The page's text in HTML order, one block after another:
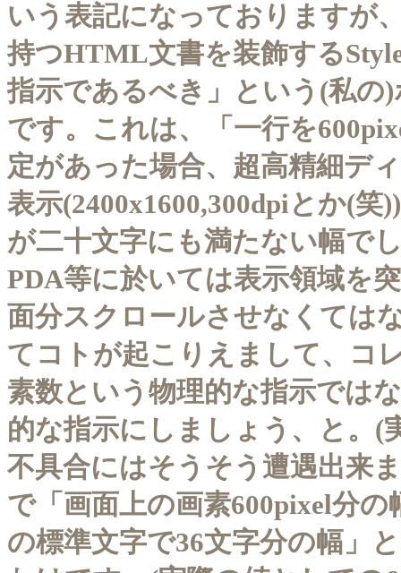
いう表記になっておりますが
持つHTML文書を装飾する
指示であるべき」という(私の
です。これは、「一行を
定があった場合、超高精細デ
表示(2400x1600,300dpiとか(笑
が二十文字にも満たない幅で
PDA等に於いては表示領域を
面分スクロールさせなくては
てコトが起こりえまして、コ
素数という物理的な指示では
的な指示にしましょう、と。(
不具合にはそうそう遭遇出来
で「画面上の画素600pixel分
の標準文字で36文字分の幅」